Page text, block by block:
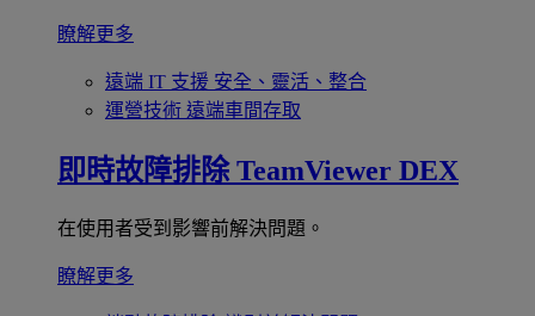
瞭解更多
遠端 IT 支援 安全、靈活、整合
運營技術 遠端車間存取
即時故障排除 TeamViewer DEX
在使用者受到影響前解決問題。
瞭解更多